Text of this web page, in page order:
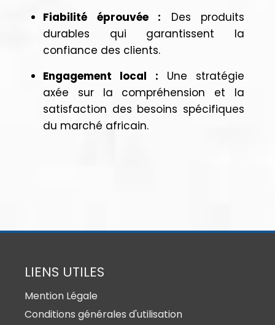
Fiabilité éprouvée : Des produits
durables qui garantissent la
confiance des clients.
Engagement local : Une stratégie
axée sur la compréhension et la
satisfaction des besoins spécifiques
du marché africain.
LIENS UTILES
Mention Légale
Conditions générales d'utilisation